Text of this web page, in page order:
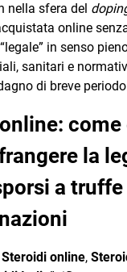
nella sfera del
online
in senso
sanitari e
di breve
la
a truffe
Steroidi online,